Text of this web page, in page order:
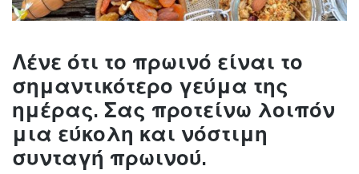
Λένε ότι το πρωινό είναι το
σημαντικότερο γεύμα της
ημέρας. Σας προτείνω λοιπόν
μια εύκολη και νόστιμη
συνταγή πρωινού.